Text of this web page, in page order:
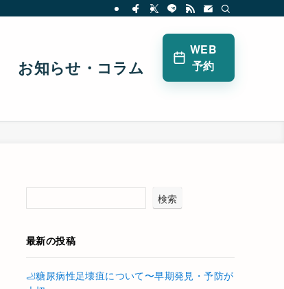
お知らせ・コラム
WEB
予約
検索
最新の投稿
🦶糖尿病性足壊疽について〜早期発見・予防が